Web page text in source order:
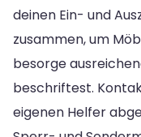
deinen Ein- und
zusammen, um
besorge
beschriftest.
eigenen Helfer